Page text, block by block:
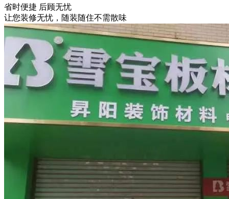
省时便捷 后顾无忧
让您装修无忧，随装随住不需散味